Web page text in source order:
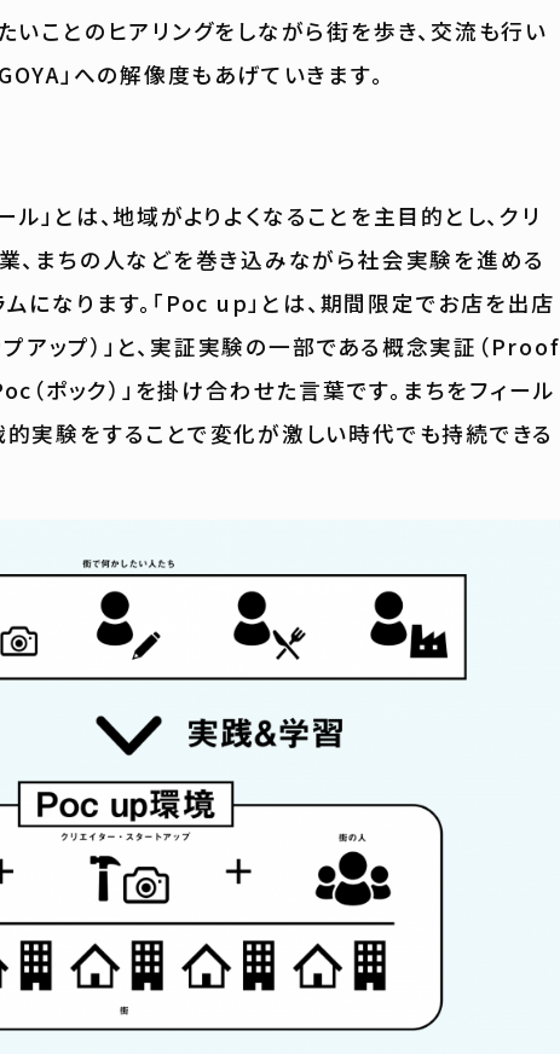
いことのヒアリングをしながら街を歩き、交流も行い
」への解像度もあげていきます。
ル」とは、地域がよりよくなることを主目的とし、クリ
、まちの人などを巻き込みながら社会実験を進める
になります。「Poc up」とは、期間限定でお店を出店
アップ）」と、実証実験の一部である概念実証（Proof
ポック）」を掛け合わせた言葉です。まちをフィール
実験をすることで変化が激しい時代でも持続できる